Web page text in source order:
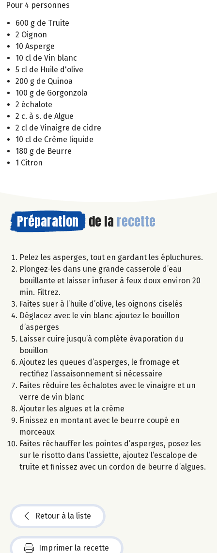
Pour 4 personnes
600 g de Truite
2 Oignon
10 Asperge
10 cl de Vin blanc
5 cl de Huile d'olive
200 g de Quinoa
100 g de Gorgonzola
2 échalote
2 c. à s. de Algue
2 cl de Vinaigre de cidre
10 cl de Crème liquide
180 g de Beurre
1 Citron
Préparation de la recette
Pelez les asperges, tout en gardant les épluchures.
Plongez-les dans une grande casserole d’eau
bouillante et laisser infuser à feux doux environ 20
min. Filtrez.
Faites suer à l’huile d’olive, les oignons ciselés
Déglacez avec le vin blanc ajoutez le bouillon
d’asperges
Laisser cuire jusqu’à complète évaporation du
bouillon
Ajoutez les queues d’asperges, le fromage et
rectifiez l’assaisonnement si nécessaire
Faites réduire les échalotes avec le vinaigre et un
verre de vin blanc
Ajouter les algues et la crème
Finissez en montant avec le beurre coupé en
morceaux
Faites réchauffer les pointes d’asperges, posez les
sur le risotto dans l’assiette, ajoutez l’escalope de
truite et finissez avec un cordon de beurre d’algues.
Retour à la liste
Imprimer la recette